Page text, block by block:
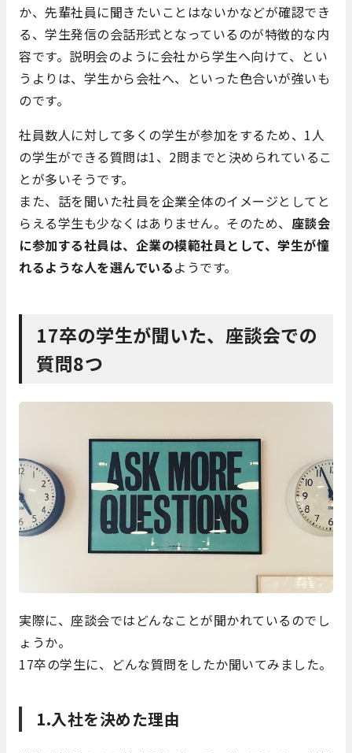
か、先輩社員に聞きたいことはないかなどが確認でき
る、学生発信の会話形式となっているのが特徴的な内
容です。説明会のように会社から学生へ向けて、とい
うよりは、学生から会社へ、といった色合いが強いも
のです。
社員数人に対して多くの学生が参加をするため、1人
の学生ができる質問は1、2問までと決められているこ
とが多いそうです。
また、話を聞いた社員を企業全体のイメージとしてと
らえる学生も少なくはありません。そのため、 座談会
に参加する社員は、企業の模範社員として、学生が憧
れるような人を選んでいるようです。
17卒の学生が聞いた、座談会での
質問8つ
実際に、座談会ではどんなことが聞かれているのでし
ょうか。
17卒の学生に、どんな質問をしたか聞いてみました。
1.入社を決めた理由